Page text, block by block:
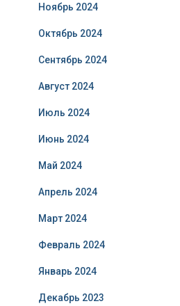
Ноябрь 2024
Октябрь 2024
Сентябрь 2024
Август 2024
Июль 2024
Июнь 2024
Май 2024
Апрель 2024
Март 2024
Февраль 2024
Январь 2024
Декабрь 2023